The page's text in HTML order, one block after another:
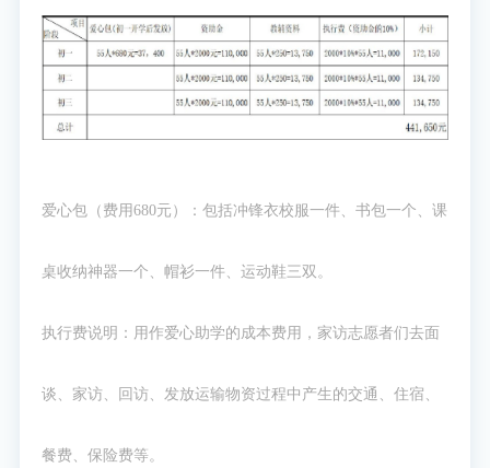
爱心包（费用680元）：包括冲锋衣校服一件、书包一个、课
桌收纳神器一个、帽衫一件、运动鞋三双。
执行费说明：用作爱心助学的成本费用，家访志愿者们去面
谈、家访、回访、发放运输物资过程中产生的交通、住宿、
餐费、保险费等。